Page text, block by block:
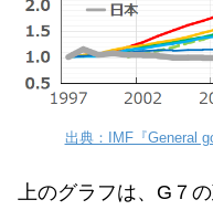
出典：IMF『General
上のグラフは、G７